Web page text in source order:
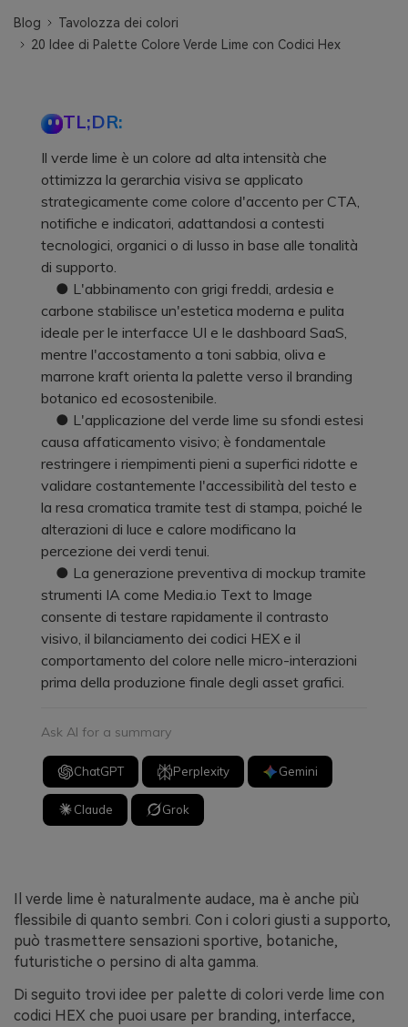
Blog
Tavolozza dei colori
20 Idee di Palette Colore Verde Lime con Codici Hex
TL;DR:
Il verde lime è un colore ad alta intensità che
ottimizza la gerarchia visiva se applicato
strategicamente come colore d'accento per CTA,
notifiche e indicatori, adattandosi a contesti
tecnologici, organici o di lusso in base alle tonalità
di supporto.
● L'abbinamento con grigi freddi, ardesia e
carbone stabilisce un'estetica moderna e pulita
ideale per le interfacce UI e le dashboard SaaS,
mentre l'accostamento a toni sabbia, oliva e
marrone kraft orienta la palette verso il branding
botanico ed ecosostenibile.
● L'applicazione del verde lime su sfondi estesi
causa affaticamento visivo; è fondamentale
restringere i riempimenti pieni a superfici ridotte e
validare costantemente l'accessibilità del testo e
la resa cromatica tramite test di stampa, poiché le
alterazioni di luce e calore modificano la
percezione dei verdi tenui.
● La generazione preventiva di mockup tramite
strumenti IA come Media.io Text to Image
consente di testare rapidamente il contrasto
visivo, il bilanciamento dei codici HEX e il
comportamento del colore nelle micro-interazioni
prima della produzione finale degli asset grafici.
Ask AI for a summary
ChatGPT Perplexity Gemini
Claude Grok
Il verde lime è naturalmente audace, ma è anche più
flessibile di quanto sembri. Con i colori giusti a supporto,
può trasmettere sensazioni sportive, botaniche,
futuristiche o persino di alta gamma.
Di seguito trovi idee per palette di colori verde lime con
codici HEX che puoi usare per branding, interfacce,